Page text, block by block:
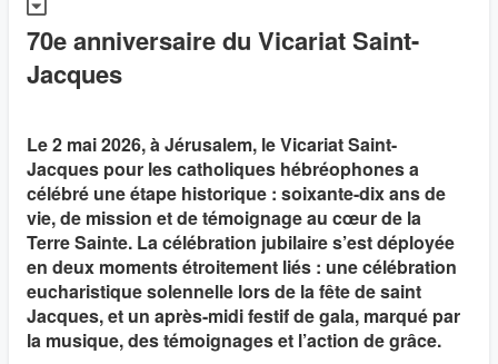
70e anniversaire du Vicariat Saint-
Jacques
Le 2 mai 2026, à Jérusalem, le Vicariat Saint-
Jacques pour les catholiques hébréophones a
célébré une étape historique : soixante-dix ans de
vie, de mission et de témoignage au cœur de la
Terre Sainte. La célébration jubilaire s’est déployée
en deux moments étroitement liés : une célébration
eucharistique solennelle lors de la fête de saint
Jacques, et un après-midi festif de gala, marqué par
la musique, des témoignages et l’action de grâce.